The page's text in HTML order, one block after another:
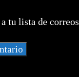
tu lista de correos